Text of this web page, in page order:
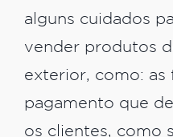
alguns cuidados
vender produtos
exterior, como: as
pagamento que
os clientes, como